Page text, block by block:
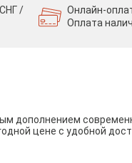
/
Онлайн-
Оплата
дополнением
цене с удобной